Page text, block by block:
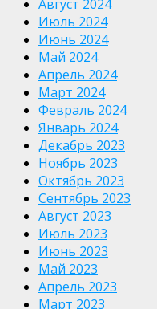
Август 2024
Июль 2024
Июнь 2024
Май 2024
Апрель 2024
Март 2024
Февраль 2024
Январь 2024
Декабрь 2023
Ноябрь 2023
Октябрь 2023
Сентябрь 2023
Август 2023
Июль 2023
Июнь 2023
Май 2023
Апрель 2023
Март 2023